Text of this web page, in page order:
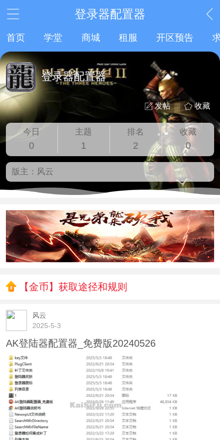
登录器配置器
首页 学堂 商城 租服 开区预告
登录器配置器
收藏
发帖
今日
0
主题
1
排名
2
收藏
0
版主： 风云
【金币】获取途径和规则
风云
2025-5-3
AK登陆器配置器_免费版20240526